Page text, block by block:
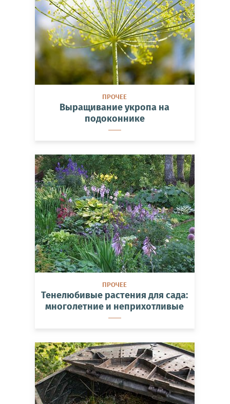
ПРОЧЕЕ
Выращивание укропа на
подоконнике
ПРОЧЕЕ
Тенелюбивые растения для сада:
многолетние и неприхотливые